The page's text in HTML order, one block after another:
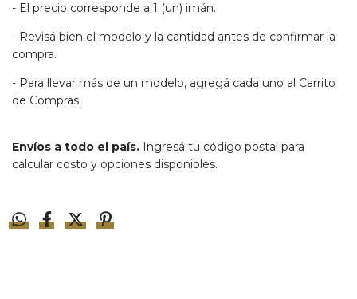
- El precio corresponde a 1 (un) imán.
- Revisá bien el modelo y la cantidad antes de confirmar la
compra.
- Para llevar más de un modelo, agregá cada uno al Carrito
de Compras.
Envíos a todo el país. Ingresá tu código postal para
calcular costo y opciones disponibles.